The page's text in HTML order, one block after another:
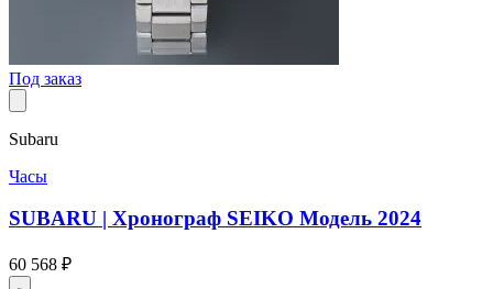
Под заказ
Subaru
Часы
SUBARU | Хронограф SEIKO Модель 2024
60 568 ₽